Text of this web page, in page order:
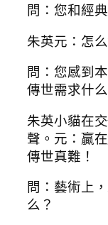
問：您和經
朱英元：怎
問：您感到
傳世需求什
朱英小貓在
聲。元：贏
傳世真難！
問：藝術上
么？